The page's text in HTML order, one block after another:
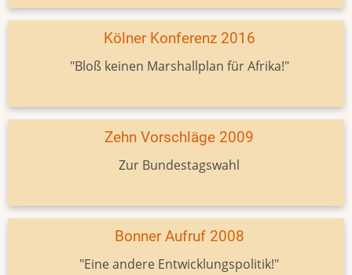
Kölner Konferenz 2016
"Bloß keinen Marshallplan für Afrika!"
Zehn Vorschläge 2009
Zur Bundestagswahl
Bonner Aufruf 2008
"Eine andere Entwicklungspolitik!"